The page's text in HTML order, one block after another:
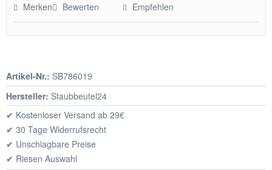
Merken Bewerten Empfehlen
Artikel-Nr.: SB786019
Hersteller: Staubbeutel24
✔ Kostenloser Versand ab 29€
✔ 30 Tage Widerrufsrecht
✔ Unschlagbare Preise
✔ Riesen Auswahl